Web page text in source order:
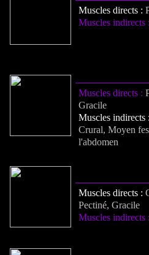
Muscles directs :
Muscles indirects :
Muscles directs :
Gracile
Muscles indirects :
Crural, Moyen
l'abdomen
Muscles directs :
Pectiné, Gracile
Muscles indirects :